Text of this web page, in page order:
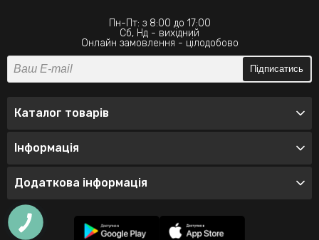
Пн-Пт: з 8:00 до 17:00
Сб, Нд - вихідний
Онлайн замовлення - цілодобово
Підписатись
Каталог товарів
Інформація
Додаткова інформація